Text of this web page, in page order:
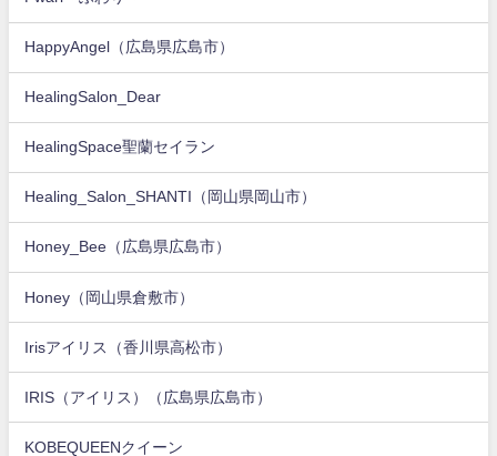
HappyAngel（広島県広島市）
HealingSalon_Dear
HealingSpace聖蘭セイラン
Healing_Salon_SHANTI（岡山県岡山市）
Honey_Bee（広島県広島市）
Honey（岡山県倉敷市）
Irisアイリス（香川県高松市）
IRIS（アイリス）（広島県広島市）
KOBEQUEENクイーン